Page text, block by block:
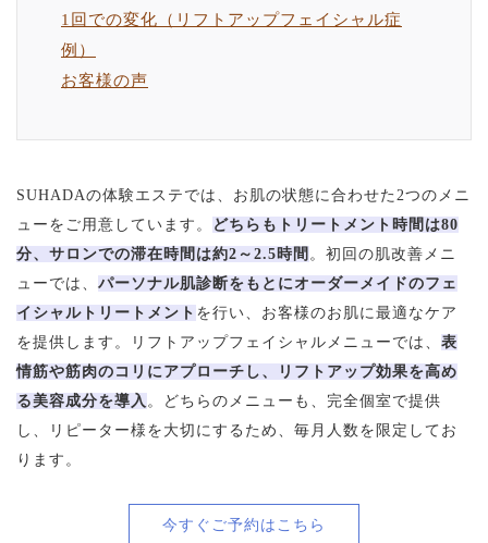
1回での変化（リフトアップフェイシャル症
例）
お客様の声
SUHADAの体験エステでは、お肌の状態に合わせた2つのメニ
ューをご用意しています。
どちらもトリートメント時間は80
分、サロンでの滞在時間は約2～2.5時間 。初回の肌改善メニ
ューでは、 パーソナル肌診断をもとにオーダーメイドのフェ
イシャルトリートメント を行い、お客様のお肌に最適なケア
を提供します。リフトアップフェイシャルメニューでは、 表
情筋や筋肉のコリにアプローチし、リフトアップ効果を高め
る美容成分を導入 。どちらのメニューも、完全個室で提供
し、リピーター様を大切にするため、毎月人数を限定してお
ります。
今すぐご予約はこちら